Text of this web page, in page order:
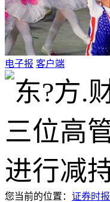
电子报 客户端
您当前的位置： 证券时报